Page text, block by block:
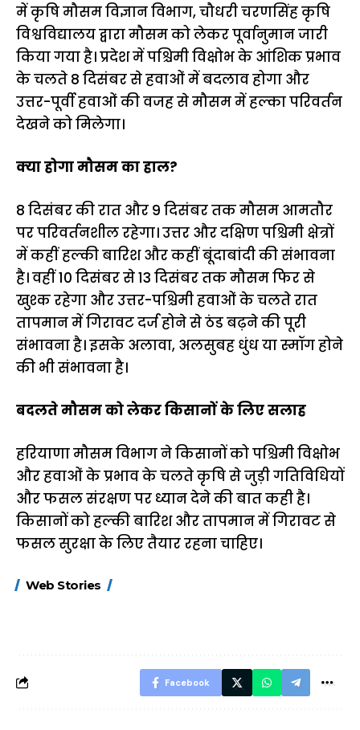
में कृषि मौसम विज्ञान विभाग, चौधरी चरणसिंह कृषि
विश्वविद्यालय द्वारा मौसम को लेकर पूर्वानुमान जारी
किया गया है। प्रदेश में पश्चिमी विक्षोभ के आंशिक प्रभाव
के चलते 8 दिसंबर से हवाओं में बदलाव होगा और
उत्तर-पूर्वी हवाओं की वजह से मौसम में हल्का परिवर्तन
देखने को मिलेगा।
क्या होगा मौसम का हाल?
8 दिसंबर की रात और 9 दिसंबर तक मौसम आमतौर
पर परिवर्तनशील रहेगा। उत्तर और दक्षिण पश्चिमी क्षेत्रों
में कहीं हल्की बारिश और कहीं बूंदाबांदी की संभावना
है। वहीं 10 दिसंबर से 13 दिसंबर तक मौसम फिर से
खुश्क रहेगा और उत्तर-पश्चिमी हवाओं के चलते रात
तापमान में गिरावट दर्ज होने से ठंड बढ़ने की पूरी
संभावना है। इसके अलावा, अलसुबह धुंध या स्मॉग होने
की भी संभावना है।
बदलते मौसम को लेकर किसानों के लिए सलाह
हरियाणा मौसम विभाग ने किसानों को पश्चिमी विक्षोभ
और हवाओं के प्रभाव के चलते कृषि से जुड़ी गतिविधियों
और फसल संरक्षण पर ध्यान देने की बात कही है।
किसानों को हल्की बारिश और तापमान में गिरावट से
फसल सुरक्षा के लिए तैयार रहना चाहिए।
Web Stories
FASTag के ये नए
Facebook